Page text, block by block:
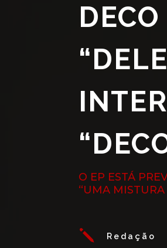
O EP ESTÁ
“UMA
j Redação